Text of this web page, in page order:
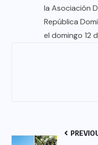
la Asociación
República
el domingo 12